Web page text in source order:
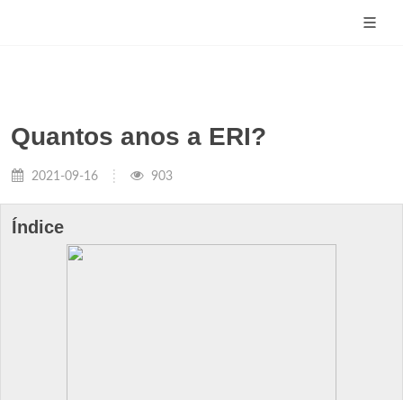
Quantos anos a ERI?
2021-09-16 903
Índice